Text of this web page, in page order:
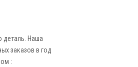
деталь. Наша
заказов в год
: